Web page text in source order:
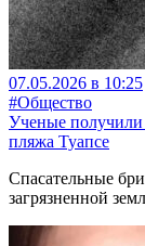
07.05.2026 в 10:25
#Общество
Ученые получили
пляжа Туапсе
Спасательные
загрязненной